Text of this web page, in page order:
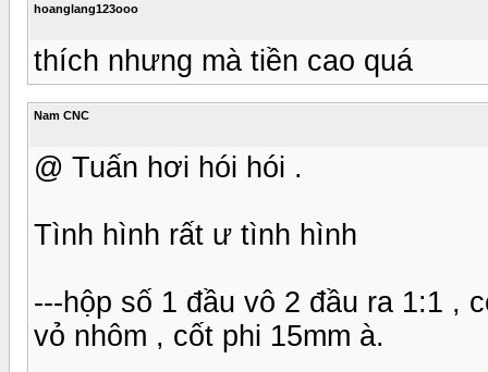
hoanglang123ooo
thích nhưng mà tiền cao quá
Nam CNC
@ Tuấn hơi hói hói .
Tình hình rất ư tình hình
---hộp số 1 đầu vô 2 đầu ra 1:1 ,
vỏ nhôm , cốt phi 15mm à.